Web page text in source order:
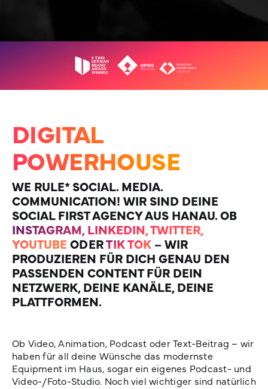
DIGITAL
POWERHOUSE
WE RULE* SOCIAL. MEDIA.
COMMUNICATION! WIR SIND DEINE
SOCIAL FIRST AGENCY AUS HANAU. OB
INSTAGRAM, LINKEDIN, TWITTER,
YOUTUBE ODERTIK TOK – WIR
PRODUZIEREN FÜR DICH GENAU DEN
PASSENDEN CONTENT FÜR DEIN
NETZWERK, DEINE KANÄLE, DEINE
PLATTFORMEN.
Ob Video, Animation, Podcast oder Text-Beitrag – wir
haben für all deine Wünsche das modernste
Equipment im Haus, sogar ein eigenes Podcast- und
Video-/Foto-Studio. Noch viel wichtiger sind natürlich